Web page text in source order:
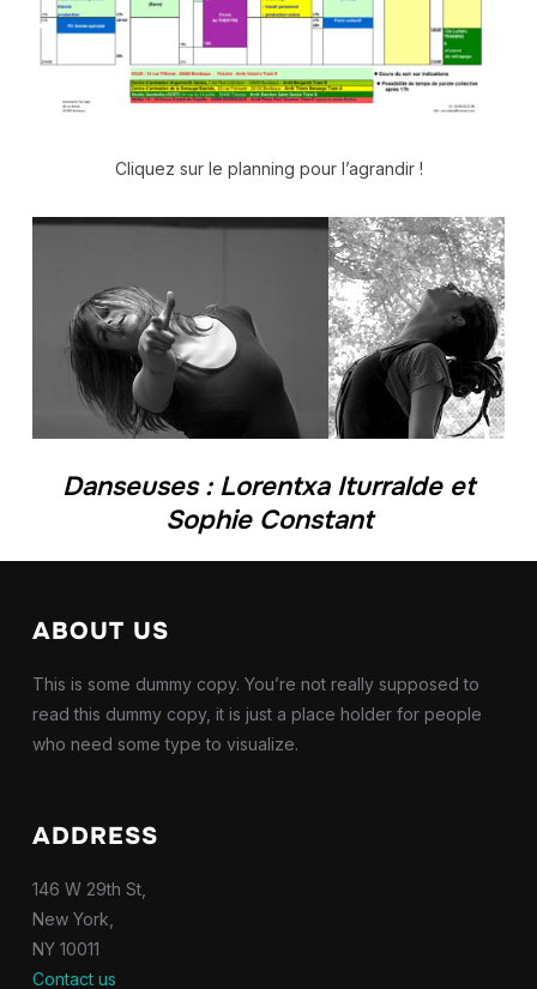
Cliquez sur le planning pour l’agrandir !
Danseuses : Lorentxa Iturralde et
Sophie Constant
ABOUT US
This is some dummy copy. You’re not really supposed to
read this dummy copy, it is just a place holder for people
who need some type to visualize.
ADDRESS
146 W 29th St,
New York,
NY 10011
Contact us